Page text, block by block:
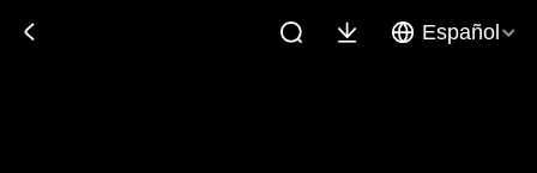
Español